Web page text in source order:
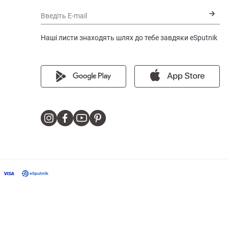
Введіть E-mail
Наші листи знаходять шлях до тебе завдяки eSputnik